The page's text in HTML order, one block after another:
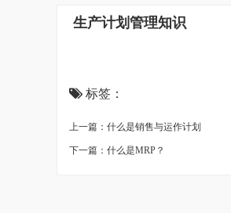
生产计划管理知识
标签：
上一篇：什么是销售与运作计划
下一篇：什么是MRP？